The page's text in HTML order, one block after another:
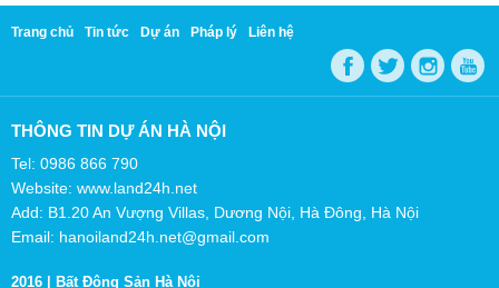
Trang chủ Tin tức Dự án Pháp lý Liên hệ
THÔNG TIN DỰ ÁN HÀ NỘI
Tel: 0986 866 790
Website: www.land24h.net
Add: B1.20 An Vượng Villas, Dương Nội, Hà Đông, Hà Nội
Email: hanoiland24h.net@gmail.com
2016 | Bất Động Sản Hà Nội